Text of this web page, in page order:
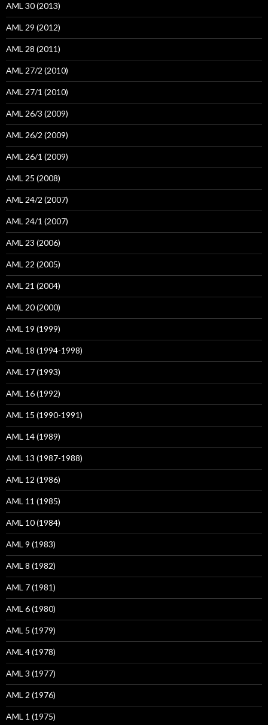
AML 30 (2013)
AML 29 (2012)
AML 28 (2011)
AML 27/2 (2010)
AML 27/1 (2010)
AML 26/3 (2009)
AML 26/2 (2009)
AML 26/1 (2009)
AML 25 (2008)
AML 24/2 (2007)
AML 24/1 (2007)
AML 23 (2006)
AML 22 (2005)
AML 21 (2004)
AML 20 (2000)
AML 19 (1999)
AML 18 (1994-1998)
AML 17 (1993)
AML 16 (1992)
AML 15 (1990-1991)
AML 14 (1989)
AML 13 (1987-1988)
AML 12 (1986)
AML 11 (1985)
AML 10 (1984)
AML 9 (1983)
AML 8 (1982)
AML 7 (1981)
AML 6 (1980)
AML 5 (1979)
AML 4 (1978)
AML 3 (1977)
AML 2 (1976)
AML 1 (1975)